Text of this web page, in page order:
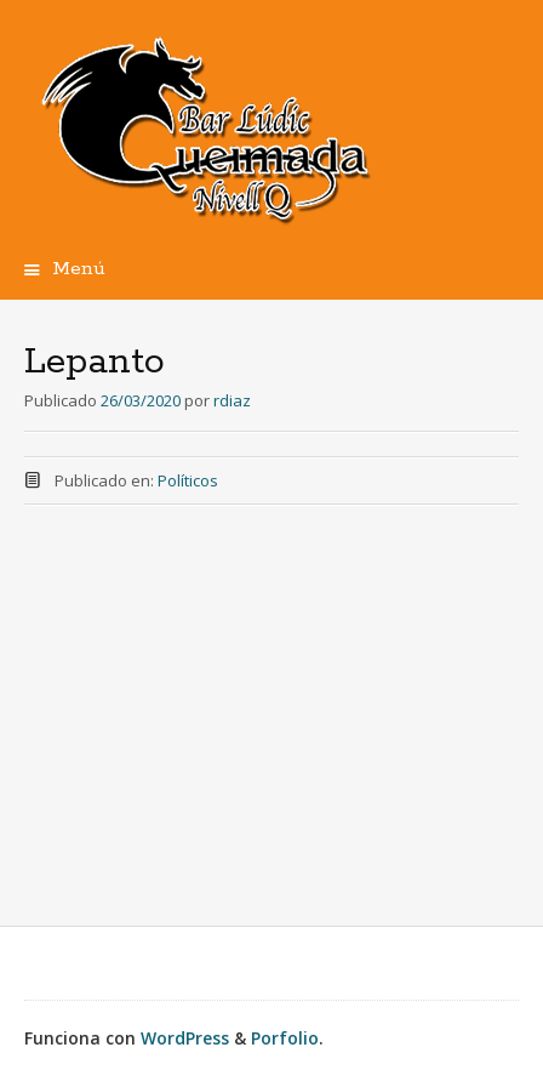
Menú
Lepanto
Publicado 26/03/2020 porrdiaz
Publicado en: Políticos
Funciona con WordPress & Porfolio.